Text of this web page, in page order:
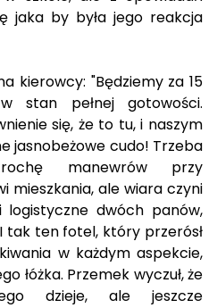
jaka by była jego reakcja
kierowcy: "Będziemy za 15
stan pełnej gotowości.
się, że to tu, i naszym
jasnobeżowe cudo! Trzeba
manewrów przy
mieszkania, ale wiara czyni
dwóch panów,
tak ten fotel, który przerósł
w każdym aspekcie,
łóżka. Przemek wyczuł, że
dzieje, ale jeszcze